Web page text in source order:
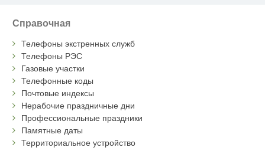
Справочная
Телефоны экстренных служб
Телефоны РЭС
Газовые участки
Телефонные коды
Почтовые индексы
Нерабочие праздничные дни
Профессиональные праздники
Памятные даты
Территориальное устройство